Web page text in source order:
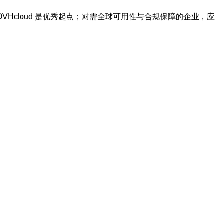
是优秀起点；对需全球可用性与合规保障的企业，应